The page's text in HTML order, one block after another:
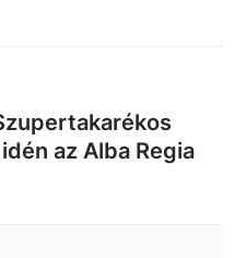
az Alba Regia